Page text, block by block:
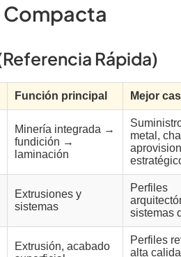
Rápida)
Función principal Mejor
Minería integrada →
fundición →
laminación
metal,
Extrusiones y
sistemas
Perfiles
sistemas
Extrusión, acabado
Perfiles
alta